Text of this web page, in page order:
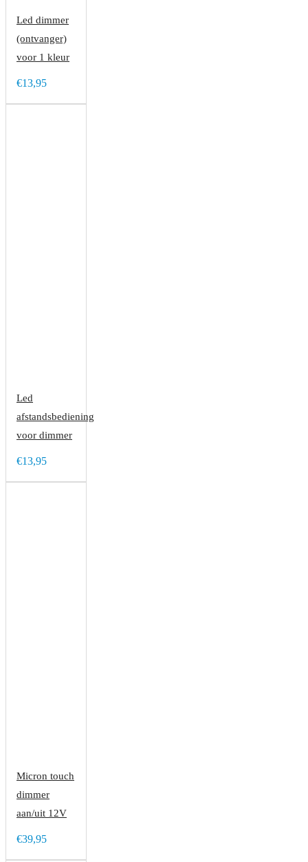
Led dimmer
(ontvanger)
voor 1 kleur
€13,95
Led
afstandsbediening
voor dimmer
€13,95
Micron touch
dimmer
aan/uit 12V
€39,95